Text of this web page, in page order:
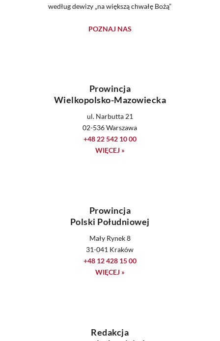
według dewizy „na większą chwałę Bożą”
POZNAJ NAS
Prowincja
Wielkopolsko-Mazowiecka
ul. Narbutta 21
02-536 Warszawa
+48 22 542 10 00
WIĘCEJ »
Prowincja
Polski Południowej
Mały Rynek 8
31-041 Kraków
+48 12 428 15 00
WIĘCEJ »
Redakcja